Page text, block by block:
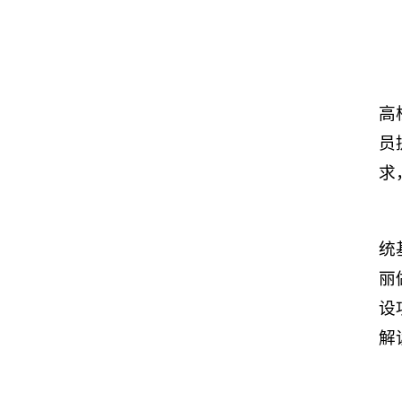
高
员
求
统
丽
设
解